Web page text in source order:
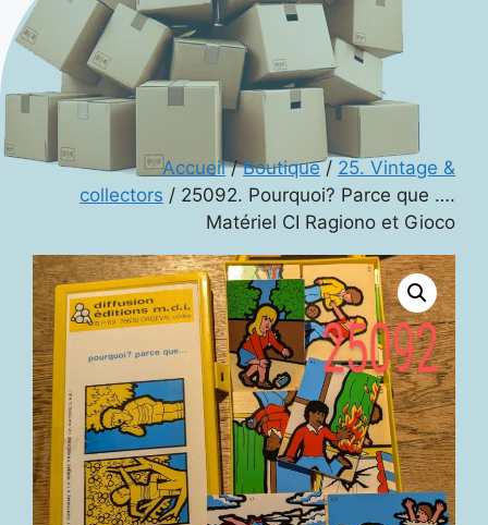
Accueil/Boutique/ 25. Vintage &
collectors / 25092. Pourquoi? Parce que ….
Matériel CI Ragiono et Gioco